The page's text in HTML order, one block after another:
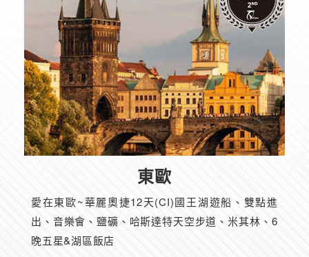
東歐
愛在東歐~華麗奧捷12天(CI)國王湖遊船、雙點進
出、音樂會、鹽礦、哈斯達特天空步道、米其林、6
晚五星&湖區飯店